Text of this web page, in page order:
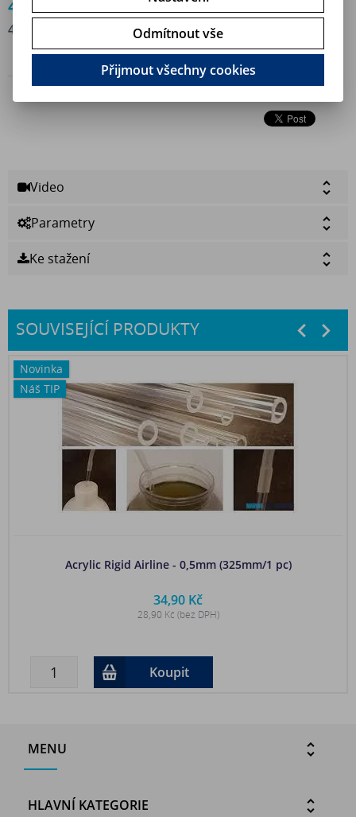
41,30 Kč (bez DPH)

bal. Koupit
Video
Parametry
Ke stažení
SOUVISEJÍCÍ PRODUKTY
Novinka
Náš TIP
Acrylic Rigid Airline - 0,5mm (325mm/1 pc)
34,90 Kč
28,90 Kč (bez DPH)
Koupit
prev
MENU
HLAVNÍ KATEGORIE
Odmítnout vše
Přijmout všechny cookies